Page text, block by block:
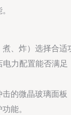
煮、炸）选择合适
力配置能否满足
击的微晶玻璃面板
能。